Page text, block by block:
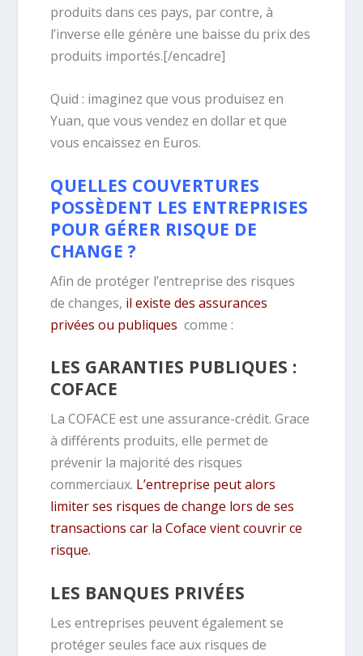
produits dans ces pays, par contre, à
l’inverse elle génère une baisse du prix des
produits importés.[/encadre]
Quid : imaginez que vous produisez en
Yuan, que vous vendez en dollar et que
vous encaissez en Euros.
QUELLES COUVERTURES
POSSÈDENT LES ENTREPRISES
POUR GÉRER RISQUE DE
CHANGE ?
Afin de protéger l’entreprise des risques
de changes, il existe des assurances
privées ou publiques comme :
LES GARANTIES PUBLIQUES :
COFACE
La COFACE est une assurance-crédit. Grace
à différents produits, elle permet de
prévenir la majorité des risques
commerciaux. L’entreprise peut alors
limiter ses risques de change lors de ses
transactions car la Coface vient couvrir ce
risque.
LES BANQUES PRIVÉES
Les entreprises peuvent également se
protéger seules face aux risques de